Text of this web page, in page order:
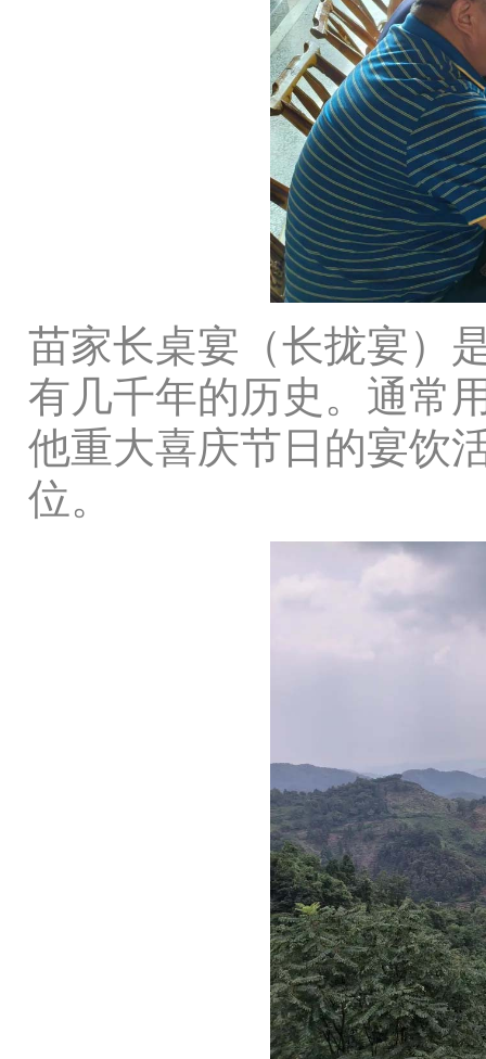
苗家长桌宴（长拢宴）
有几千年的历史。通常
他重大喜庆节日的宴饮
位。